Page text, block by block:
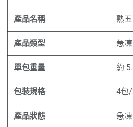
產品名稱 熟
產品類型 急
單包重量 約
包裝規格 4包
產品狀態 急